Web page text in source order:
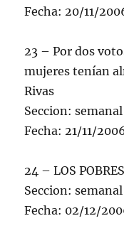
Fecha: 20/11/
23 – Por dos
mujeres tenían
Rivas
Seccion: semanal
Fecha: 21/11/
24 – LOS
Seccion: semanal
Fecha: 02/12/